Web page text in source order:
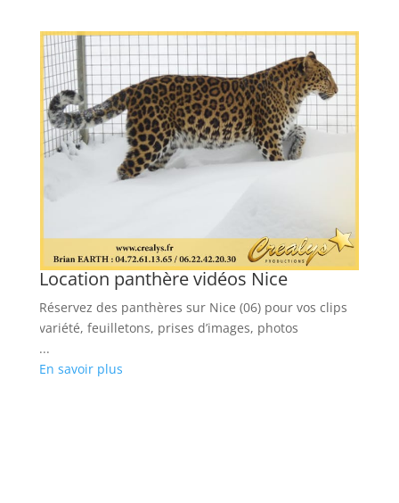
Location panthère vidéos Nice
Réservez des panthères sur Nice (06) pour vos clips
variété, feuilletons, prises d’images, photos
...
En savoir plus